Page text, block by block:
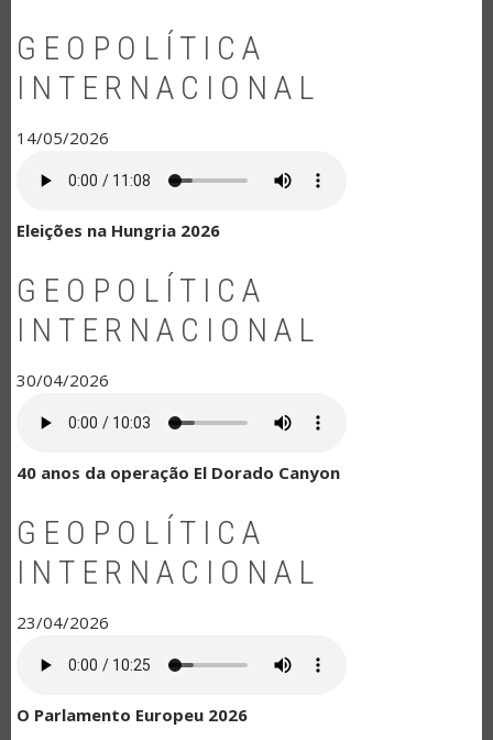
GEOPOLÍTICA
INTERNACIONAL
14/05/2026
Eleições na Hungria 2026
GEOPOLÍTICA
INTERNACIONAL
30/04/2026
40 anos da operação El Dorado Canyon
GEOPOLÍTICA
INTERNACIONAL
23/04/2026
O Parlamento Europeu 2026